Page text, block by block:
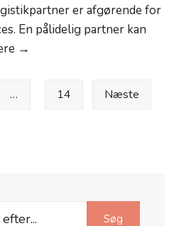
er afgørende for
En pålidelig partner kan
→
virksomhed
… 14 Næste
Søg